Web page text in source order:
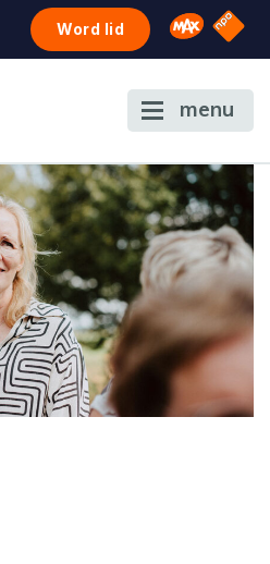
Word lid Omroep
NPO
menu